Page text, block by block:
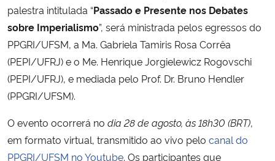
Ministério da Mulher, da Família e dos Direitos Humanos
Secretaria-Geral
Secretaria de Governo
Advocacia-Geral da União
palestra intitulada “Passado e Presente nos Debates
sobre Imperialismo”, será ministrada pelos egressos do
PPGRI/UFSM, a Ma. Gabriela Tamiris Rosa Corrêa
(PEPI/UFRJ) e o Me. Henrique Jorgielewicz Rogovschi
(PEPI/UFRJ), e mediada pelo Prof. Dr. Bruno Hendler
(PPGRI/UFSM).
O evento ocorrerá no dia 28 de agosto, às 18h30 (BRT),
em formato virtual, transmitido ao vivo pelo canal do
PPGRI/UFSM no Youtube. Os participantes que